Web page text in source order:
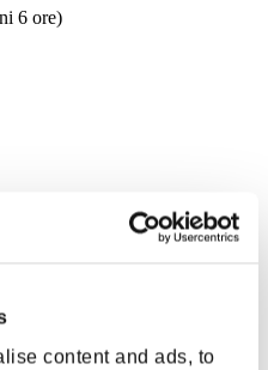
content and ads, to
6 ore)